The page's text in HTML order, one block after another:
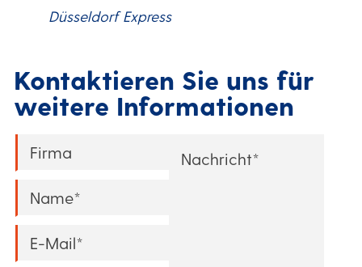
Düsseldorf Express
Kontaktieren Sie uns für
weitere Informationen
Company
Name*
Email*
Message